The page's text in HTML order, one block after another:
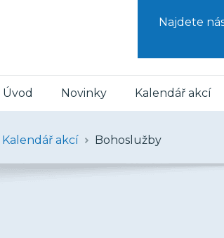
Najdete
Úvod Novinky Kalendář akcí
Kalendář akcí Bohoslužby